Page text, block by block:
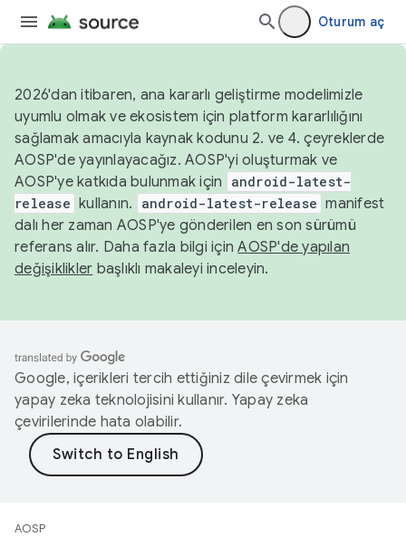
Oturum aç
2026'dan itibaren, ana kararlı geliştirme modelimizle
uyumlu olmak ve ekosistem için platform kararlılığını
sağlamak amacıyla kaynak kodunu 2. ve 4. çeyreklerde
AOSP'de yayınlayacağız. AOSP'yi oluşturmak ve
AOSP'ye katkıda bulunmak için
android-latest-
release kullanın. android-latest-release manifest
dalı her zaman AOSP'ye gönderilen en son sürümü
referans alır. Daha fazla bilgi içinAOSP'de yapılan
değişiklikler başlıklı makaleyi inceleyin.
Google, içerikleri tercih ettiğiniz dile çevirmek için
yapay zeka teknolojisini kullanır. Yapay zeka
çevirilerinde hata olabilir.
AOSP